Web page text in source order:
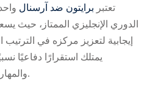
تعتبر برايتون ضد آرسنال
الدوري الإنجليزي الممتاز، حيث
إيجابية لتعزيز مركزه في الترتيب
يمتلك استقرارًا دفاعيًا
والمهارات الفردية للاعبين المميزين.